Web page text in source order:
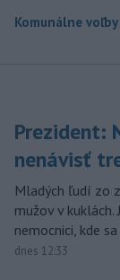
Komunálne voľby
Prezident:
nenávisť
Mladých ľudí zo
mužov v
nemocnici, kde
dnes 12:33